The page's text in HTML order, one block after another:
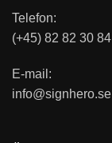
Telefon:
(+45) 82 82 30 84
E-mail:
info@signhero.se